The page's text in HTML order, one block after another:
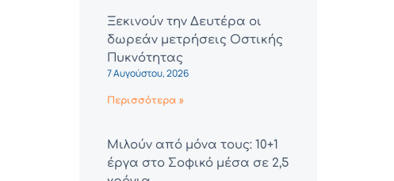
Ξεκινούν την Δευτέρα οι
δωρεάν μετρήσεις Οστικής
Πυκνότητας
7 Αυγούστου, 2026
Περισσότερα »
Μιλούν από μόνα τους: 10+1
έργα στο Σοφικό μέσα σε 2,5